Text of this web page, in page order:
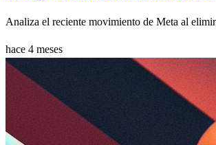
Analiza el reciente movimiento de Meta al
hace 4 meses